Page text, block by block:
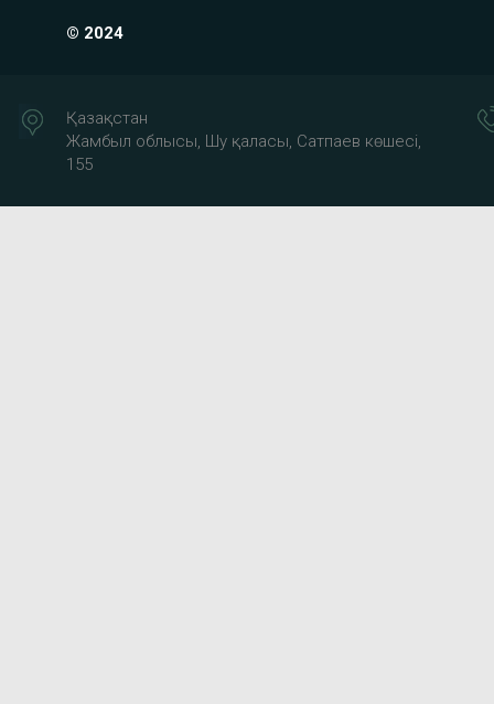
© 2024
Қазақстан
Жамбыл облысы, Шу қаласы, Сатпаев көшесі,
155